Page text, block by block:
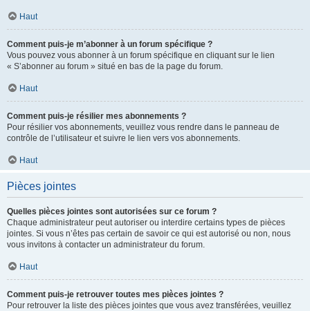
Haut
Comment puis-je m’abonner à un forum spécifique ?
Vous pouvez vous abonner à un forum spécifique en cliquant sur le lien
« S’abonner au forum » situé en bas de la page du forum.
Haut
Comment puis-je résilier mes abonnements ?
Pour résilier vos abonnements, veuillez vous rendre dans le panneau de
contrôle de l’utilisateur et suivre le lien vers vos abonnements.
Haut
Pièces jointes
Quelles pièces jointes sont autorisées sur ce forum ?
Chaque administrateur peut autoriser ou interdire certains types de pièces
jointes. Si vous n’êtes pas certain de savoir ce qui est autorisé ou non, nous
vous invitons à contacter un administrateur du forum.
Haut
Comment puis-je retrouver toutes mes pièces jointes ?
Pour retrouver la liste des pièces jointes que vous avez transférées, veuillez